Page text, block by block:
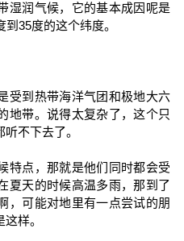
湿润气候，它的基本成因呢是
35度的这个纬度。
受到热带海洋气团和极地大六
地带。说得太复杂了，这个只
不下去了。
特点，那就是他们同时都会受
夏天的时候高温多雨，那到了
，可能对地里有一点尝试的朋
样。